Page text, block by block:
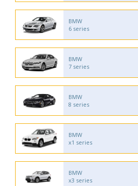
BMW
6 series
BMW
7 series
BMW
8 series
BMW
x1 series
BMW
x3 series